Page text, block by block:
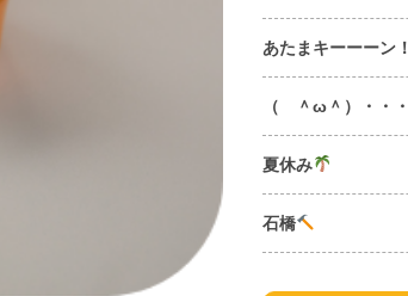
あたまキーーーン！
（ ＾ω＾）・・・
夏休み
石橋